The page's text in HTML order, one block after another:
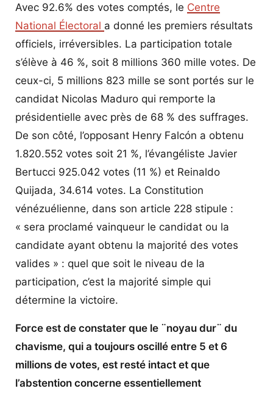
Avec 92.6% des votes comptés, le Centre
National Électoral a donné les premiers résultats
officiels, irréversibles. La participation totale
s’élève à 46 %, soit 8 millions 360 mille votes. De
ceux-ci, 5 millions 823 mille se sont portés sur le
candidat Nicolas Maduro qui remporte la
présidentielle avec près de 68 % des suffrages.
De son côté, l’opposant Henry Falcón a obtenu
1.820.552 votes soit 21 %, l’évangéliste Javier
Bertucci 925.042 votes (11 %) et Reinaldo
Quijada, 34.614 votes. La Constitution
vénézuélienne, dans son article 228 stipule :
« sera proclamé vainqueur le candidat ou la
candidate ayant obtenu la majorité des votes
valides » : quel que soit le niveau de la
participation, c’est la majorité simple qui
détermine la victoire.
Force est de constater que le ¨noyau dur¨ du
chavisme, qui a toujours oscillé entre 5 et 6
millions de votes, est resté intact et que
l’abstention concerne essentiellement